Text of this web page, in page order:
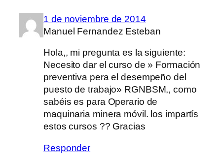
1 de noviembre de 2014
Manuel Fernandez Esteban
Hola,, mi pregunta es la siguiente:
Necesito dar el curso de » Formación
preventiva pera el desempeño del
puesto de trabajo» RGNBSM,, como
sabéis es para Operario de
maquinaria minera móvil. los impartís
estos cursos ?? Gracias
Responder